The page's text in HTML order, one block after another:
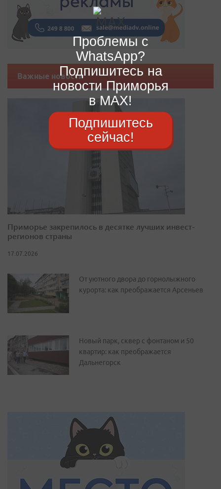
Важные новости
Приморье закрепилось в десятке лучших инвест-
регионов страны
17.07.2026
От уютного двора до горнолыжного
курорта: как преображается Арсеньев
Новый парк, сквер с фонтаном и 50
квартир: как преображается
Дальнегорск
Проблемы с
WhatsApp?
Подпишитесь на
новости Приморья
в MAX!
Подпишитесь
сейчас!